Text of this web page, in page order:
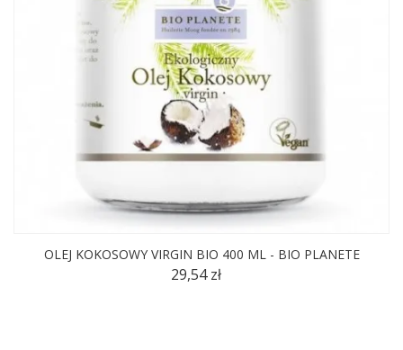
OLEJ KOKOSOWY VIRGIN BIO 400 ML - BIO PLANETE
29,54 zł